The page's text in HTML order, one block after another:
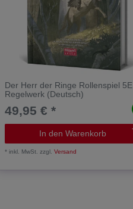
Der Herr der Ringe Rollen­spiel 5E
Regelwerk (Deutsch)
49,95 € *
In den Warenkorb
*inkl. MwSt. zzgl.Versand